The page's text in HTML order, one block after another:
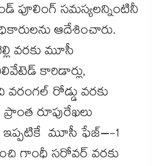
పూలింగ్ సమస్యలన్నింటినీ
ఆదేశించారు.
వరకు మూసీ
కారిడార్లు,
వరంగల్ రోడ్డు వరకు
రూపురేఖలు
మూసీ ఫేజ్–-1
గాంధీ సరోవర్ వరకు